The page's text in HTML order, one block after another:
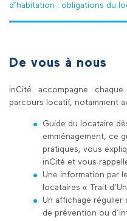
d’habitation : obligations du
De vous à nous
inCité accompagne
parcours locatif, notamment
Guide du locataire
emménagement, ce
pratiques, vous
inCité et vous
Une information par
locataires « Trait
Un affichage régulier
de prévention ou